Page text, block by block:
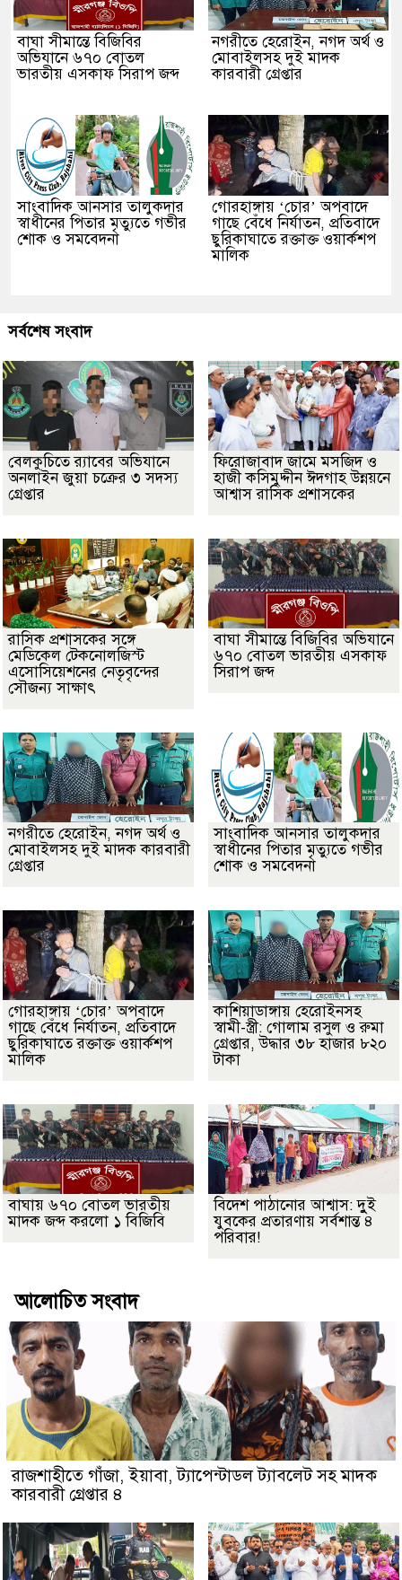
বাঘা সীমান্তে বিজিবির
অভিযানে ৬৭০ বোতল
ভারতীয় এসকাফ সিরাপ জব্দ
নগরীতে হেরোইন, নগদ অর্থ ও
মোবাইলসহ দুই মাদক
কারবারী গ্রেপ্তার
সাংবাদিক আনসার তালুকদার
স্বাধীনের পিতার মৃত্যুতে গভীর
শোক ও সমবেদনা
গোরহাঙ্গায় ‘চোর’ অপবাদে
গাছে বেঁধে নির্যাতন, প্রতিবাদে
ছুরিকাঘাতে রক্তাক্ত ওয়ার্কশপ
মালিক
সর্বশেষ সংবাদ
বেলকুচিতে র‌্যাবের অভিযানে
অনলাইন জুয়া চক্রের ৩ সদস্য
গ্রেপ্তার
ফিরোজাবাদ জামে মসজিদ ও
হাজী কসিমুদ্দীন ঈদগাহ উন্নয়নে
আশ্বাস রাসিক প্রশাসকের
​রাসিক প্রশাসকের সঙ্গে
মেডিকেল টেকনোলজিস্ট
এসোসিয়েশনের নেতৃবৃন্দের
সৌজন্য সাক্ষাৎ
বাঘা সীমান্তে বিজিবির অভিযানে
৬৭০ বোতল ভারতীয় এসকাফ
সিরাপ জব্দ
নগরীতে হেরোইন, নগদ অর্থ ও
মোবাইলসহ দুই মাদক কারবারী
গ্রেপ্তার
সাংবাদিক আনসার তালুকদার
স্বাধীনের পিতার মৃত্যুতে গভীর
শোক ও সমবেদনা
গোরহাঙ্গায় ‘চোর’ অপবাদে
গাছে বেঁধে নির্যাতন, প্রতিবাদে
ছুরিকাঘাতে রক্তাক্ত ওয়ার্কশপ
মালিক
কাশিয়াডাঙ্গায় হেরোইনসহ
স্বামী-স্ত্রী: গোলাম রসুল ও রুমা
গ্রেপ্তার, উদ্ধার ৩৮ হাজার ৮২০
টাকা
বাঘায় ৬৭০ বোতল ভারতীয়
মাদক জব্দ করলো ১ বিজিবি
বিদেশ পাঠানোর আশ্বাস: দুুই
যুবকের প্রতারণায় সর্বশান্ত ৪
পরিবার!
আলোচিত সংবাদ
রাজশাহীতে গাঁজা, ইয়াবা, ট্যাপেন্টাডল ট্যাবলেট সহ মাদক
কারবারী গ্রেপ্তার ৪